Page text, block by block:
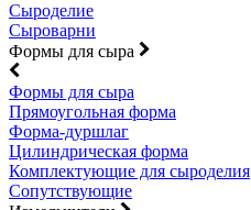
Сыроделие
Сыроварни
Формы для сыра
Формы для сыра
Прямоугольная форма
Форма-дуршлаг
Цилиндрическая форма
Комплектующие для сыроделия
Сопутствующие